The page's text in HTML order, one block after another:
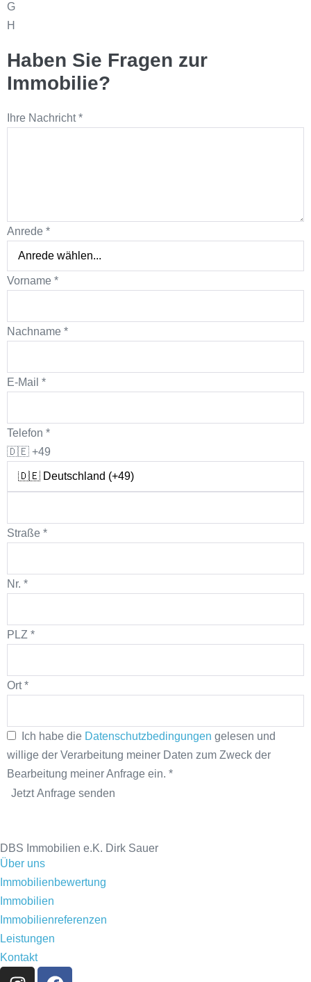
G
H
Haben Sie Fragen zur
Immobilie?
Ihre Nachricht*
Anrede *
Vorname *
Nachname *
E-Mail *
Telefon *
🇩🇪 +49
Straße *
Nr. *
PLZ *
Ort*
Ich habe die Datenschutzbedingungen gelesen und
willige der Verarbeitung meiner Daten zum Zweck der
Bearbeitung meiner Anfrage ein. *
Jetzt Anfrage senden
DBS Immobilien e.K. Dirk Sauer
Über uns
Immobilienbewertung
Immobilien
Immobilienreferenzen
Leistungen
Kontakt